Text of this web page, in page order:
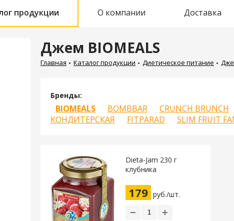
продукции О компании Доставка
Джем BIOMEALS
Главная Каталог продукции Диетическое питание
Бренды:
BIOMEALS BOMBBAR CRUNCH BRUNCH
КОНДИТЕРСКАЯ
FITPARAD SLIM FRUIT
Dieta-Jam 230 г
клубника
179 руб./шт.
− +